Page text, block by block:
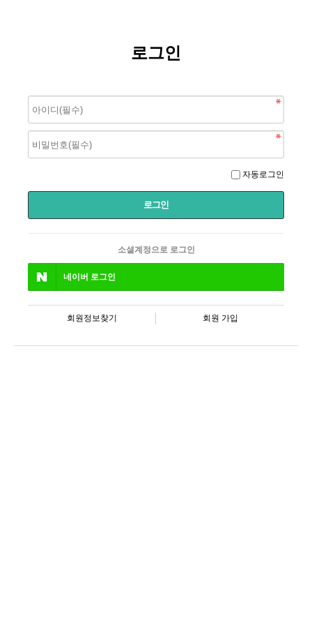
로그인
자동로그인
소셜계정으로 로그인
네이버 로그인
회원정보찾기 회원 가입